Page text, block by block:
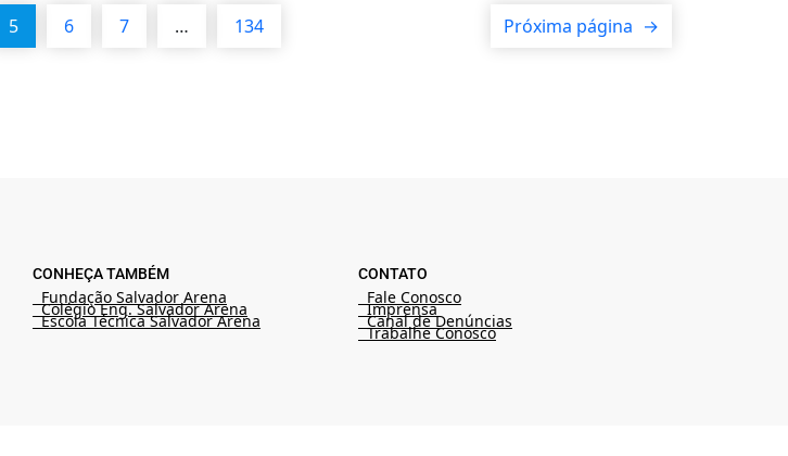
5 6 7 … 134 Próxima página →
CONHEÇA TAMBÉM
Fundação Salvador Arena
Colégio Eng. Salvador Arena
Escola Técnica Salvador Arena
CONTATO
Fale Conosco
Imprensa
Canal de Denúncias
Trabalhe Conosco